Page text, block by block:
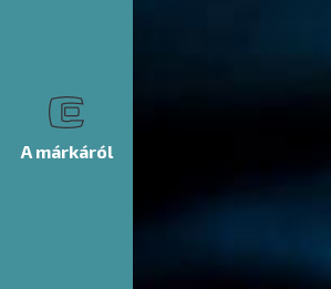
A márkáról